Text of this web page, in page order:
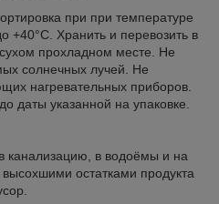
при при температуре
Хранить и перевозить в
прохладном месте. Не
солнечных лучей. Не
нагревательных приборов.
даты указанной на упаковке.
канализацию, в водоёмы и на
остатками продукта